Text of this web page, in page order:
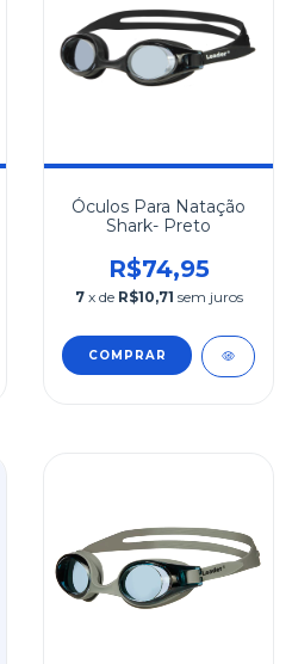
Óculos Para Natação
Shark- Preto
R$74,95
7 x de R$10,71 sem juros
COMPRAR